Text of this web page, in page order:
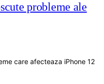
probleme ale
care afecteaza iPhone 12